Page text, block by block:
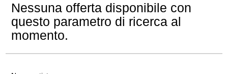
Nessuna offerta disponibile con
questo parametro di ricerca al
momento.